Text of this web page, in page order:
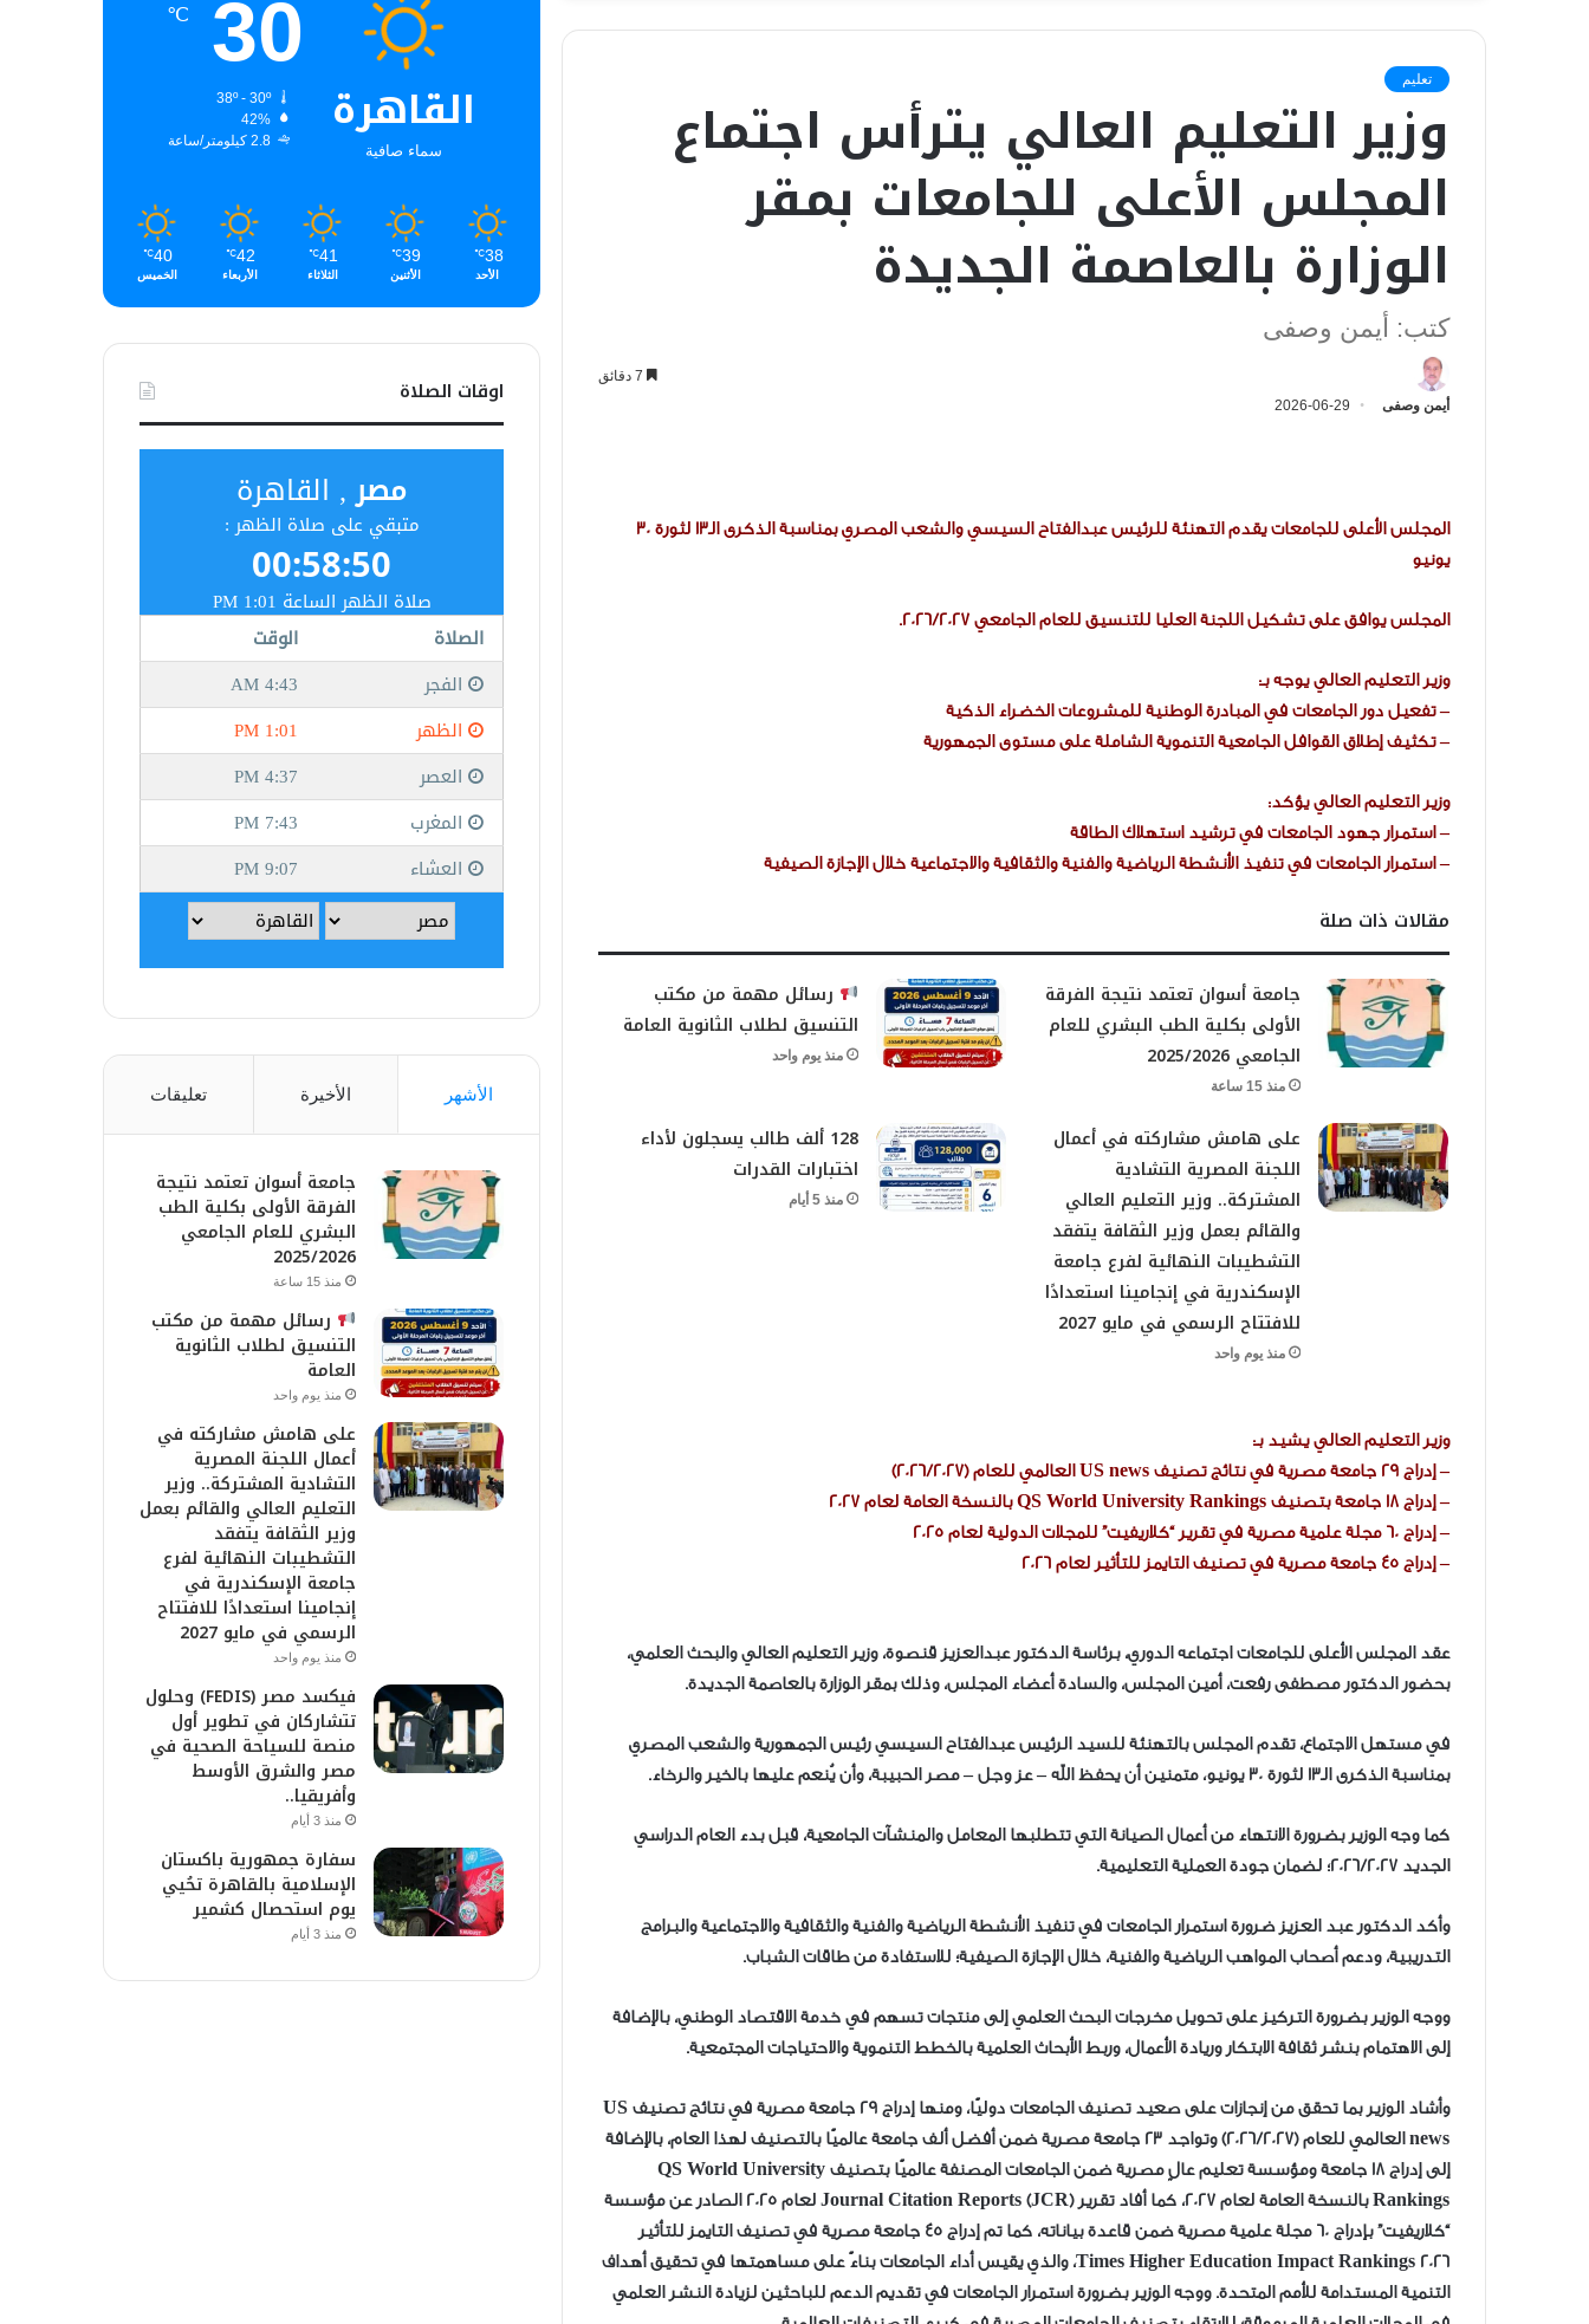
تعليم
وزير التعليم العالي يترأس اجتماع
المجلس الأعلى للجامعات بمقر
الوزارة بالعاصمة الجديدة
كتب: أيمن وصفى
أيمن وصفى 2026-06-29
المجلس الأعلى للجامعات يقدم التهنئة للرئيس عبدالفتاح السيسي والشعب المصري بمناسبة الذكرى الـ13 لثورة 30
يونيو
المجلس يوافق على تشكيل اللجنة العليا للتنسيق للعام الجامعي 2026/2027.
وزير التعليم العالي يوجه بـ:
– تفعيل دور الجامعات في المبادرة الوطنية للمشروعات الخضراء الذكية
– تكثيف إطلاق القوافل الجامعية التنموية الشاملة على مستوى الجمهورية
وزير التعليم العالي يؤكد:
– استمرار جهود الجامعات في ترشيد استهلاك الطاقة
– استمرار الجامعات في تنفيذ الأنشطة الرياضية والفنية والثقافية والاجتماعية خلال الإجازة الصيفية
مقالات ذات صلة
جامعة أسوان تعتمد نتيجة الفرقة
الأولى بكلية الطب البشري للعام
الجامعي 2025/2026
منذ 15 ساعة
رسائل مهمة من مكتب
التنسيق لطلاب الثانوية العامة
منذ يوم واحد
على هامش مشاركته في أعمال
اللجنة المصرية التشادية
المشتركة.. وزير التعليم العالي
والقائم بعمل وزير الثقافة يتفقد
التشطيبات النهائية لفرع جامعة
الإسكندرية في إنجامينا استعدادًا
للافتتاح الرسمي في مايو 2027
منذ يوم واحد
128 ألف طالب يسجلون لأداء
اختبارات القدرات
منذ 5 أيام
وزير التعليم العالي يشيد بـ:
– إدراج 29 جامعة مصرية في نتائج تصنيف US news العالمي للعام (2026/2027)
– إدراج 18 جامعة بتصنيف QS World University Rankings بالنسخة العامة لعام 2027
– إدراج 60 مجلة علمية مصرية في تقرير “كلاريفيت” للمجلات الدولية لعام 2025
– إدراج 45 جامعة مصرية في تصنيف التايمز للتأثير لعام 2026
عقد المجلس الأعلى للجامعات اجتماعه الدوري، برئاسة الدكتور عبدالعزيز قنصوة، وزير التعليم العالي والبحث العلمي،
بحضور الدكتور مصطفى رفعت، أمين المجلس، والسادة أعضاء المجلس، وذلك بمقر الوزارة بالعاصمة الجديدة.
في مستهل الاجتماع، تقدم المجلس بالتهنئة للسيد الرئيس عبدالفتاح السيسي رئيس الجمهورية والشعب المصري
بمناسبة الذكرى الـ13 لثورة 30 يونيو، متمنين أن يحفظ الله – عز وجل – مصر الحبيبة، وأن يُنعم عليها بالخير والرخاء.
كما وجه الوزير بضرورة الانتهاء من أعمال الصيانة التي تتطلبها المعامل والمنشآت الجامعية، قبل بدء العام الدراسي
الجديد 2026/2027؛ لضمان جودة العملية التعليمية.
وأكد الدكتور عبد العزيز ضرورة استمرار الجامعات في تنفيذ الأنشطة الرياضية والفنية والثقافية والاجتماعية والبرامج
التدريبية، ودعم أصحاب المواهب الرياضية والفنية، خلال الإجازة الصيفية؛ للاستفادة من طاقات الشباب.
ووجه الوزير بضرورة التركيز على تحويل مخرجات البحث العلمي إلى منتجات تسهم في خدمة الاقتصاد الوطني، بالإضافة
إلى الاهتمام بنشر ثقافة الابتكار وريادة الأعمال، وربط الأبحاث العلمية بالخطط التنموية والاحتياجات المجتمعية.
وأشاد الوزير بما تحقق من إنجازات على صعيد تصنيف الجامعات دوليًا، ومنها إدراج 29 جامعة مصرية في نتائج تصنيف US
news العالمي للعام (2026/2027) وتواجد 23 جامعة مصرية ضمن أفضل ألف جامعة عالميًا بالتصنيف لهذا العام، بالإضافة
إلى إدراج 18 جامعة ومؤسسة تعليم عالٍ مصرية ضمن الجامعات المصنفة عالميًا بتصنيف QS World University
Rankings بالنسخة العامة لعام 2027، كما أفاد تقرير Journal Citation Reports (JCR) لعام 2025 الصادر عن مؤسسة
“كلاريفيت” بإدراج 60 مجلة علمية مصرية ضمن قاعدة بياناته، كما تم إدراج 45 جامعة مصرية في تصنيف التايمز للتأثير
Times Higher Education Impact Rankings 2026، والذي يقيس أداء الجامعات بناءً على مساهمتها في تحقيق أهداف
التنمية المستدامة للأمم المتحدة. ووجه الوزير بضرورة استمرار الجامعات في تقديم الدعم للباحثين لزيادة النشر العلمي
القاهرة
سماء صافية
30
℃
38º - 30º
42%
2.8 كيلومتر/ساعة
38
℃
الأحد
39
℃
الأثنين
41
℃
الثلاثاء
42
℃
الأربعاء
40
℃
الخميس
اوقات الصلاة
الأشهر الأخيرة تعليقات
جامعة أسوان تعتمد نتيجة
الفرقة الأولى بكلية الطب
البشري للعام الجامعي
2025/2026
منذ 15 ساعة
رسائل مهمة من مكتب
التنسيق لطلاب الثانوية
العامة
منذ يوم واحد
على هامش مشاركته في
أعمال اللجنة المصرية
التشادية المشتركة.. وزير
التعليم العالي والقائم بعمل
وزير الثقافة يتفقد
التشطيبات النهائية لفرع
جامعة الإسكندرية في
إنجامينا استعدادًا للافتتاح
الرسمي في مايو 2027
منذ يوم واحد
فيكسد مصر (FEDIS) وحلول
تتشاركان في تطوير أول
منصة للسياحة الصحية في
مصر والشرق الأوسط
وأفريقيا..
منذ 3 أيام
سفارة جمهورية باكستان
الإسلامية بالقاهرة تحُيي
يوم استحصال كشمير
منذ 3 أيام